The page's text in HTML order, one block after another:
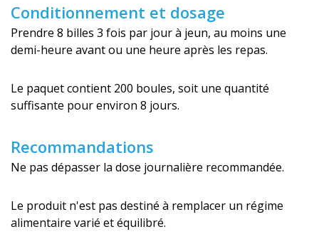
Conditionnement et dosage
Prendre 8 billes 3 fois par jour à jeun, au moins une
demi-heure avant ou une heure après les repas.
Le paquet contient 200 boules, soit une quantité
suffisante pour environ 8 jours.
Recommandations
Ne pas dépasser la dose journalière recommandée.
Le produit n'est pas destiné à remplacer un régime
alimentaire varié et équilibré.